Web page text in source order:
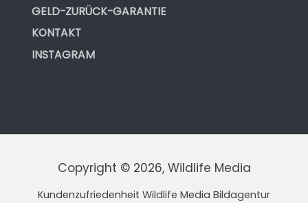
GELD-ZURÜCK-GARANTIE
KONTAKT
INSTAGRAM
Copyright © 2026, Wildlife Media
Kundenzufriedenheit Wildlife Media Bildagentur